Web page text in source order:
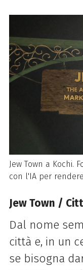
Jew Town a Kochi.
con l'IA per
Jew Town /
Dal nome
città e, in un
se bisogna